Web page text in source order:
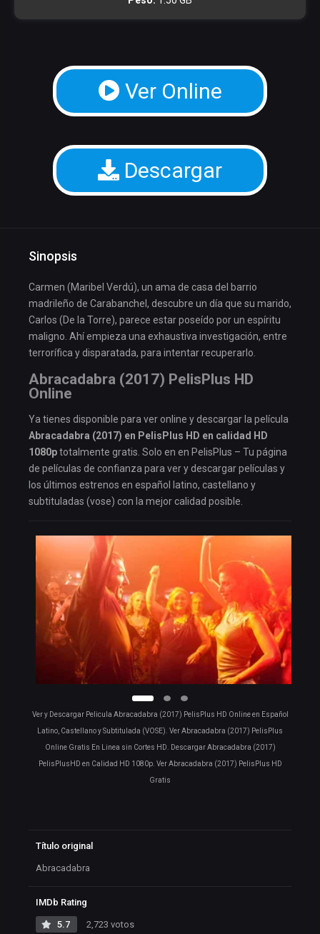
Ver Online
Descargar
Sinopsis
Carmen (Maribel Verdú), un ama de casa del barrio
madrileño de Carabanchel, descubre un día que su marido,
Carlos (De la Torre), parece estar poseído por un espíritu
maligno. Ahí empieza una exhaustiva investigación, entre
terrorífica y disparatada, para intentar recuperarlo.
Abracadabra (2017) PelisPlus HD
Online
Ya tienes disponible para ver online y descargar la película
Abracadabra (2017) en PelisPlus HD en calidad HD
1080ptotalmente gratis. Solo en en PelisPlus – Tu página
de películas de confianza para ver y descargar películas y
los últimos estrenos en español latino, castellano y
subtituladas (vose) con la mejor calidad posible.
Ver y Descargar Pelicula Abracadabra (2017) PelisPlus HD Online en Español
Latino, Castellano y Subtitulada (VOSE). Ver Abracadabra (2017) PelisPlus
Online Gratis En Linea sin Cortes HD. Descargar Abracadabra (2017)
PelisPlusHD en Calidad HD 1080p. Ver Abracadabra (2017) PelisPlus HD
Gratis
Título original
Abracadabra
IMDb Rating
5.7 2,723 votos